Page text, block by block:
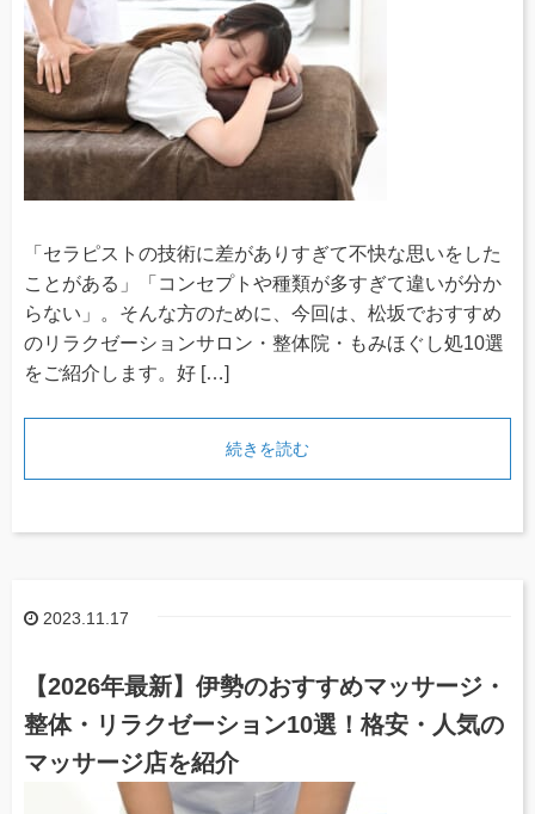
「セラピストの技術に差がありすぎて不快な思いをした
ことがある」「コンセプトや種類が多すぎて違いが分か
らない」。そんな方のために、今回は、松坂でおすすめ
のリラクゼーションサロン・整体院・もみほぐし処10選
をご紹介します。好 […]
続きを読む
2023.11.17
【2026年最新】伊勢のおすすめマッサージ・
整体・リラクゼーション10選！格安・人気の
マッサージ店を紹介